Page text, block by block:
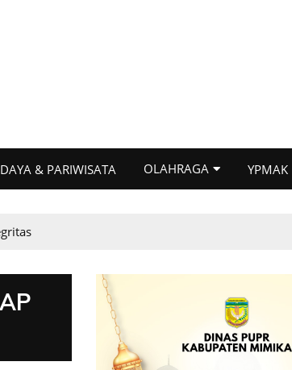
& PARIWISATA OLAHRAGA YPMAK